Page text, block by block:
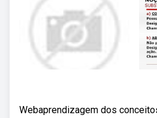
Webaprendizagem dos